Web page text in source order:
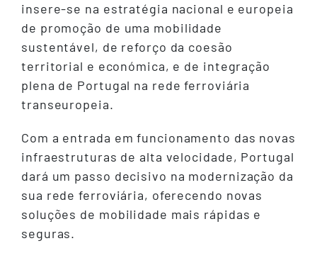
insere-se na estratégia nacional e europeia
de promoção de uma mobilidade
sustentável, de reforço da coesão
territorial e económica, e de integração
plena de Portugal na rede ferroviária
transeuropeia.
Com a entrada em funcionamento das novas
infraestruturas de alta velocidade, Portugal
dará um passo decisivo na modernização da
sua rede ferroviária, oferecendo novas
soluções de mobilidade mais rápidas e
seguras.